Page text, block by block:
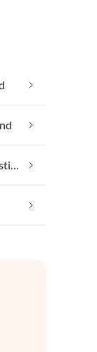
Vacanza con il tuo animale domestico In Bagno Cadzand